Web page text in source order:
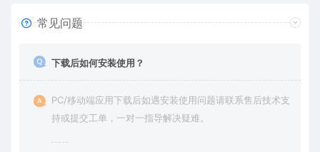
常见问题
下载后如何安装使用？
PC/移动端应用下载后如遇安装使用问题请联系售后技术支
持或提交工单，一对一指导解决疑难。